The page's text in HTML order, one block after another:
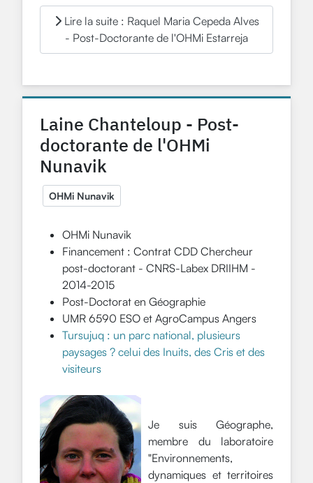
Lire la suite : Raquel Maria Cepeda Alves
- Post-Doctorante de l'OHMi Estarreja
Laine Chanteloup - Post-
doctorante de l'OHMi
Nunavik
OHMi Nunavik
OHMi Nunavik
Financement : Contrat CDD Chercheur
post-doctorant - CNRS-Labex DRIIHM -
2014-2015
Post-Doctorat en Géographie
UMR 6590 ESO et AgroCampus Angers
Tursujuq : un parc national, plusieurs
paysages ? celui des Inuits, des Cris et des
visiteurs
Je suis Géographe,
membre du laboratoire
"Environnements,
dynamiques et territoires